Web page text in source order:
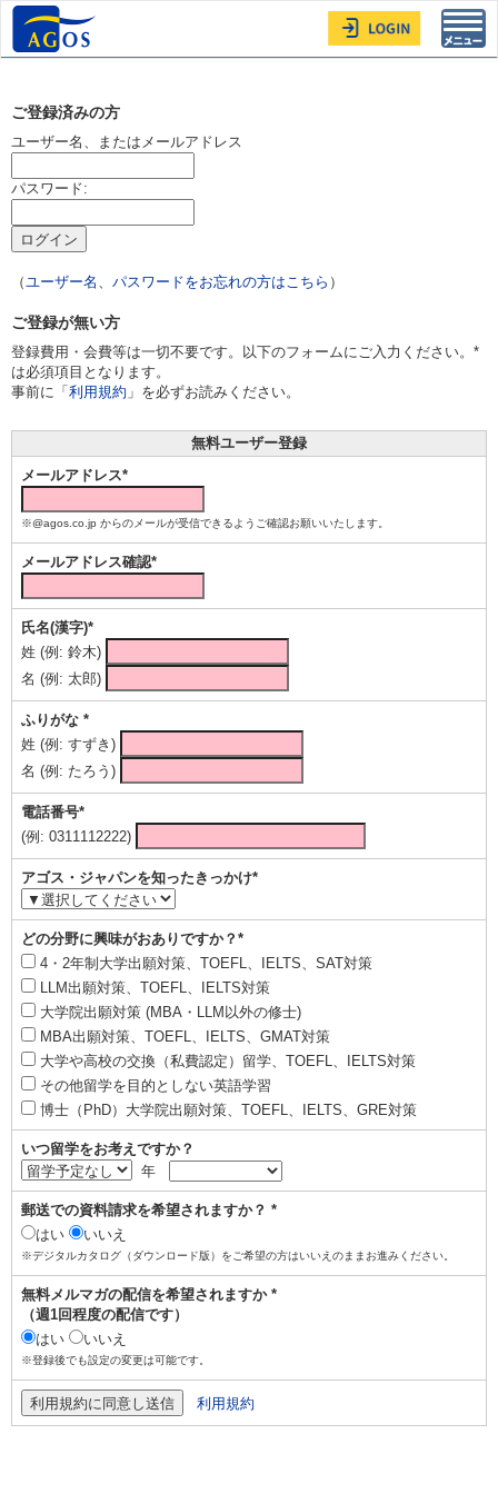
ご登録済みの方
ユーザー名、またはメールアドレス
パスワード:
（ユーザー名、パスワードをお忘れの方はこちら ）
ご登録が無い方
登録費用・会費等は一切不要です。以下のフォームにご入力ください。*
は必須項目となります。
事前に「 利用規約 」を必ずお読みください。
無料ユーザー登録
メールアドレス*
※@agos.co.jp からのメールが受信できるようご確認お願いいたします。
メールアドレス確認*
氏名(漢字)*
姓 (例: 鈴木)
名 (例: 太郎)
ふりがな *
姓 (例: すずき)
名 (例: たろう)
電話番号*
(例: 0311112222)
アゴス・ジャパンを知ったきっかけ*
どの分野に興味がおありですか？*
4・2年制大学出願対策、TOEFL、IELTS、SAT対策
LLM出願対策、TOEFL、IELTS対策
大学院出願対策 (MBA・LLM以外の修士)
MBA出願対策、TOEFL、IELTS、GMAT対策
大学や高校の交換（私費認定）留学、TOEFL、IELTS対策
その他留学を目的としない英語学習
博士（PhD）大学院出願対策、TOEFL、IELTS、GRE対策
いつ留学をお考えですか？
年
郵送での資料請求を希望されますか？ *
はい
いいえ
※デジタルカタログ（ダウンロード版）をご希望の方はいいえのままお進みください。
無料メルマガの配信を希望されますか *
（週1回程度の配信です）
はい
いいえ
※登録後でも設定の変更は可能です。
利用規約